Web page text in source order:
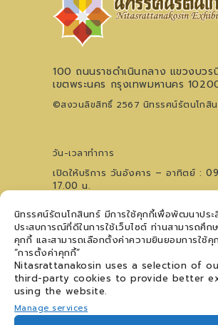
นิทรรศน์รัตนโกสินทร์ มีการใช้คุกกี้เพื่อพัฒนาประ
ประสบการณ์ที่ดีในการใช้เว็บไซต์ ท่านสามารถศึก
คุกกี้ และสามารถเลือกตั้งค่าความยินยอมการใช้
“การตั้งค่าคุกกี้”
Nitasrattanakosin uses a selection of
third-party cookies to provide better
using the website.
Manage services
100 ถนนราชดำเนินกลาง แขวงบวร
เขตพระนคร กรุงเทพมหานคร
©สงวนลิขสิทธิ์ 2567 นิทรรศน์รัตนโกสิ
วัน-เวลาทำการ
เปิดให้บริการ วันอังคาร – อาทิตย์ :
17.00 น.
โทรศัพท์0 2621 0044
สอบถามเวทีการแสดงฯ 09 5476
ติดตามข่าวสาร